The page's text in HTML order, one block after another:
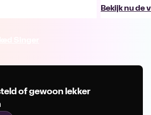
Bekijk nu de
of gewoon lekker